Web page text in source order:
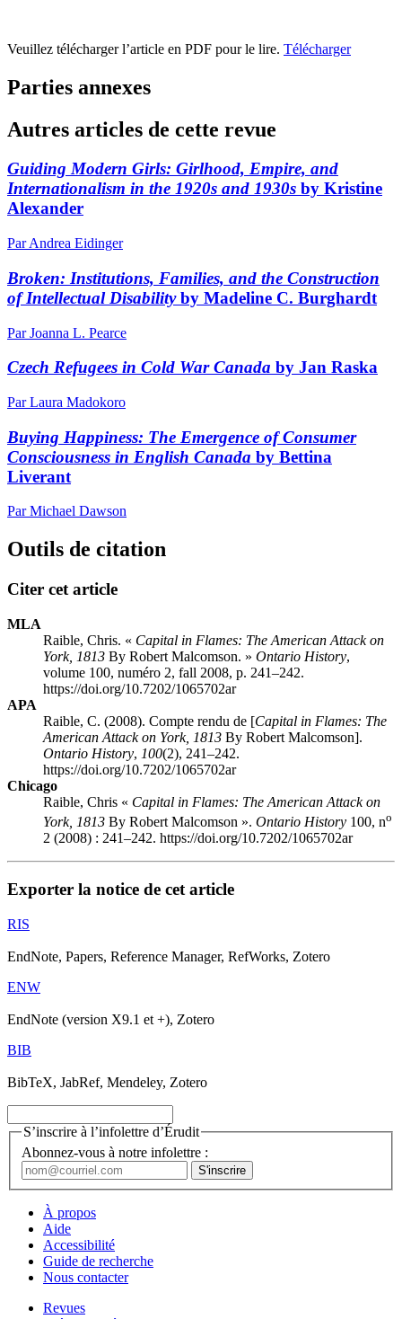
Veuillez télécharger l’article en PDF pour le lire. Télécharger
Parties annexes
Autres articles de cette revue
Guiding Modern Girls: Girlhood, Empire, and
Internationalism in the 1920s and 1930s by Kristine
Alexander
Par Andrea Eidinger
Broken: Institutions, Families, and the Construction
of Intellectual Disabilityby Madeline C. Burghardt
Par Joanna L. Pearce
Czech Refugees in Cold War Canada by Jan Raska
Par Laura Madokoro
Buying Happiness: The Emergence of Consumer
Consciousness in English Canada by Bettina
Liverant
Par Michael Dawson
Outils de citation
Citer cet article
MLA
Raible, Chris. « Capital in Flames: The American Attack on
York, 1813 By Robert Malcomson. » Ontario History,
volume 100, numéro 2, fall 2008, p. 241–242.
https://doi.org/10.7202/1065702ar
APA
Raible, C. (2008). Compte rendu de [Capital in Flames: The
American Attack on York, 1813 By Robert Malcomson].
Ontario History, 100(2), 241–242.
https://doi.org/10.7202/1065702ar
Chicago
Raible, Chris « Capital in Flames: The American Attack on
York, 1813 By Robert Malcomson ». Ontario History 100, no
2 (2008) : 241–242. https://doi.org/10.7202/1065702ar
Exporter la notice de cet article
RIS
EndNote, Papers, Reference Manager, RefWorks, Zotero
ENW
EndNote (version X9.1 et +), Zotero
BIB
BibTeX, JabRef, Mendeley, Zotero
S’inscrire à l’infolettre d’Érudit
Abonnez-vous à notre infolettre :
À propos
Aide
Accessibilité
Guide de recherche
Nous contacter
Revues